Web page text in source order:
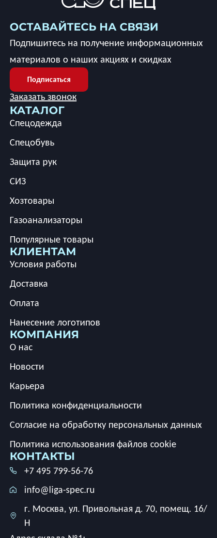
КАТАЛОГ
Спецодежда
Спецобувь
Защита рук
СИЗ
Хозтовары
Газоанализаторы
Популярные товары
КЛИЕНТАМ
Условия работы
Доставка
Оплата
Нанесение логотипов
КОМПАНИЯ
О нас
Новости
Карьера
Политика конфиденциальности
Согласие на обработку персональных данных
Политика использования файлов cookie
КОНТАКТЫ
+7 495 799-56-76
info@liga-spec.ru
г. Москва, ул. Привольная д. 70, помещ. 16/
Н
ОСТАВАЙТЕСЬ НА СВЯЗИ
Подпишитесь на получение информационных
материалов о наших акциях и скидках
Подписаться
Заказать звонок